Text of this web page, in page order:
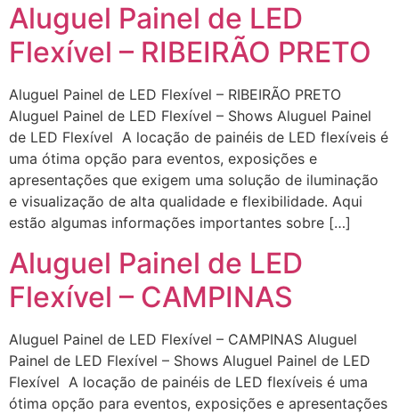
Aluguel Painel de LED
Flexível – RIBEIRÃO PRETO
Aluguel Painel de LED Flexível – RIBEIRÃO PRETO
Aluguel Painel de LED Flexível – Shows Aluguel Painel
de LED Flexível A locação de painéis de LED flexíveis é
uma ótima opção para eventos, exposições e
apresentações que exigem uma solução de iluminação
e visualização de alta qualidade e flexibilidade. Aqui
estão algumas informações importantes sobre […]
Aluguel Painel de LED
Flexível – CAMPINAS
Aluguel Painel de LED Flexível – CAMPINAS Aluguel
Painel de LED Flexível – Shows Aluguel Painel de LED
Flexível A locação de painéis de LED flexíveis é uma
ótima opção para eventos, exposições e apresentações